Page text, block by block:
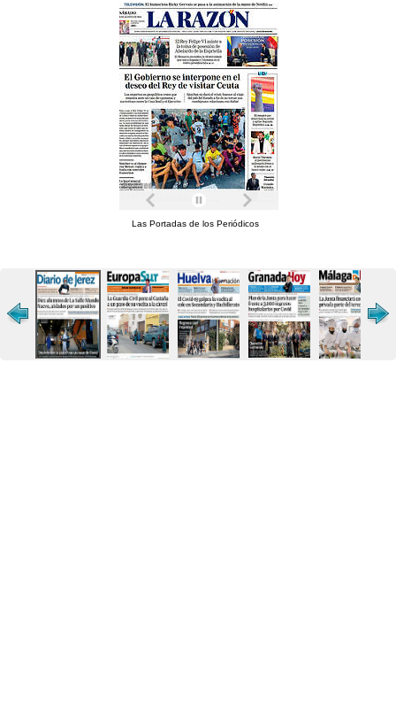
Las Portadas de los Periódicos